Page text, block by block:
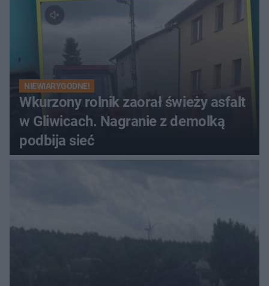
NIEWIARYGODNE!
Wkurzony rolnik zaorał świeży asfalt
w Gliwicach. Nagranie z demolką
podbija sieć